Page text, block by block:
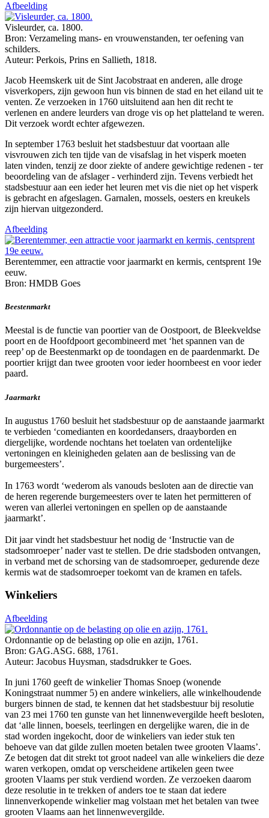
Afbeelding
Visleurder, ca. 1800.
Bron: Verzameling mans- en vrouwenstanden, ter oefening van
schilders.
Auteur: Perkois, Prins en Sallieth, 1818.
Jacob Heemskerk uit de Sint Jacobstraat en anderen, alle droge
visverkopers, zijn gewoon hun vis binnen de stad en het eiland uit te
venten. Ze verzoeken in 1760 uitsluitend aan hen dit recht te
verlenen en andere leurders van droge vis op het platteland te weren.
Dit verzoek wordt echter afgewezen.
In september 1763 besluit het stadsbestuur dat voortaan alle
visvrouwen zich ten tijde van de visafslag in het visperk moeten
laten vinden, tenzij ze door ziekte of andere gewichtige redenen - ter
beoordeling van de afslager - verhinderd zijn. Tevens verbiedt het
stadsbestuur aan een ieder het leuren met vis die niet op het visperk
is gebracht en afgeslagen. Garnalen, mossels, oesters en kreukels
zijn hiervan uitgezonderd.
Afbeelding
Berentemmer, een attractie voor jaarmarkt en kermis, centsprent 19e
eeuw.
Bron: HMDB Goes
Beestenmarkt
Meestal is de functie van poortier van de Oostpoort, de Bleekveldse
poort en de Hoofdpoort gecombineerd met ‘het spannen van de
reep’ op de Beestenmarkt op de toondagen en de paardenmarkt. De
poortier krijgt dan twee grooten voor ieder hoornbeest en voor ieder
paard.
Jaarmarkt
In augustus 1760 besluit het stadsbestuur op de aanstaande jaarmarkt
te verbieden ‘comedianten en koordedansers, draayborden en
diergelijke, wordende nochtans het toelaten van ordentelijke
vertoningen en kleinigheden gelaten aan de beslissing van de
burgemeesters’.
In 1763 wordt ‘wederom als vanouds besloten aan de directie van
de heren regerende burgemeesters over te laten het permitteren of
weren van allerlei vertoningen en spellen op de aanstaande
jaarmarkt’.
Dit jaar vindt het stadsbestuur het nodig de ‘Instructie van de
stadsomroeper’ nader vast te stellen. De drie stadsboden ontvangen,
in verband met de schorsing van de stadsomroeper, gedurende deze
kermis wat de stadsomroeper toekomt van de kramen en tafels.
Winkeliers
Afbeelding
Ordonnantie op de belasting op olie en azijn, 1761.
Bron: GAG.ASG. 688, 1761.
Auteur: Jacobus Huysman, stadsdrukker te Goes.
In juni 1760 geeft de winkelier Thomas Snoep (wonende
Koningstraat nummer 5) en andere winkeliers, alle winkelhoudende
burgers binnen de stad, te kennen dat het stadsbestuur bij resolutie
van 23 mei 1760 ten gunste van het linnenwevergilde heeft besloten,
dat ‘alle linnen, boesels, teerlingen en dergelijke waren, die in de
stad worden ingekocht, door de winkeliers van ieder stuk ten
behoeve van dat gilde zullen moeten betalen twee grooten Vlaams’.
Ze betogen dat dit strekt tot groot nadeel van alle winkeliers die deze
waren verkopen, omdat op verscheidene artikelen geen twee
grooten Vlaams per stuk verdiend worden. Ze verzoeken daarom
deze resolutie in te trekken of anders toe te staan dat iedere
linnenverkopende winkelier mag volstaan met het betalen van twee
grooten Vlaams aan het linnenwevergilde.